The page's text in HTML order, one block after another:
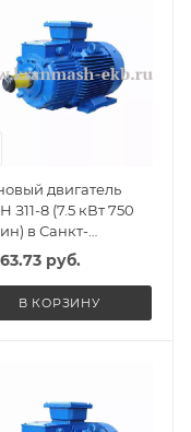
двигатель
З11-8 (7.5 кВт 750
в Санкт-
Спб
руб.
В КОРЗИНУ